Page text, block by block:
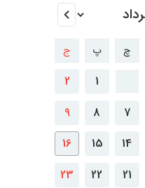
چ پ ج
1
2
7
8
9
14
15
16
21
22
23